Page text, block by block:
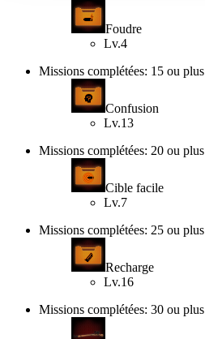
Foudre
Lv.4
Missions complétées: 15 ou plus
Confusion
Lv.13
Missions complétées: 20 ou plus
Cible facile
Lv.7
Missions complétées: 25 ou plus
Recharge
Lv.16
Missions complétées: 30 ou plus